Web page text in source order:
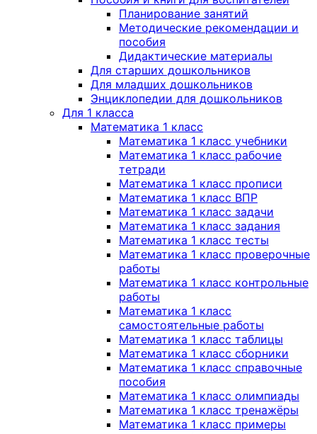
Планирование занятий
Методические рекомендации и
пособия
Дидактические материалы
Для старших дошкольников
Для младших дошкольников
Энциклопедии для дошкольников
Для 1 класса
Математика 1 класс
Математика 1 класс учебники
Математика 1 класс рабочие
тетради
Математика 1 класс прописи
Математика 1 класс ВПР
Математика 1 класс задачи
Математика 1 класс задания
Математика 1 класс тесты
Математика 1 класс проверочные
работы
Математика 1 класс контрольные
работы
Математика 1 класс
самостоятельные работы
Математика 1 класс таблицы
Математика 1 класс сборники
Математика 1 класс справочные
пособия
Математика 1 класс олимпиады
Математика 1 класс тренажёры
Математика 1 класс примеры